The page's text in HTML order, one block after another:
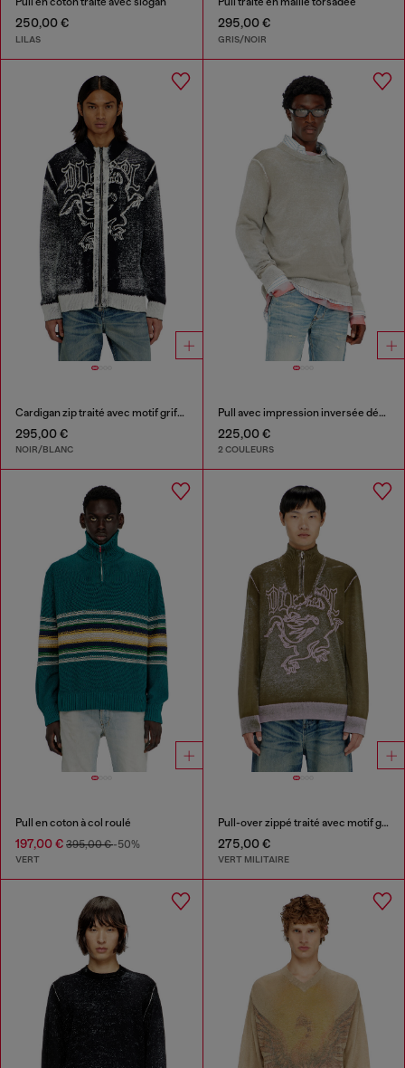
250,00 €
LILAS
295,00 €
GRIS/NOIR
Cardigan zip traité avec motif griffon
295,00 €
NOIR/BLANC
Pull avec impression inversée décolorée
225,00 €
2 COULEURS
Pull en coton à col roulé
197,00 € 395,00 €-50%
VERT
Pull-over zippé traité avec motif griffin
275,00 €
VERT MILITAIRE